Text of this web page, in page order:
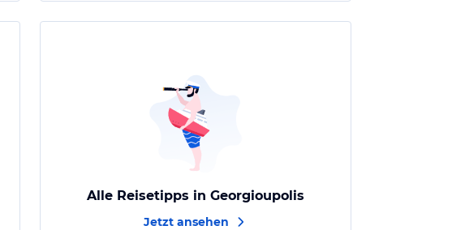
Alle Reisetipps in Georgioupolis
Jetzt ansehen